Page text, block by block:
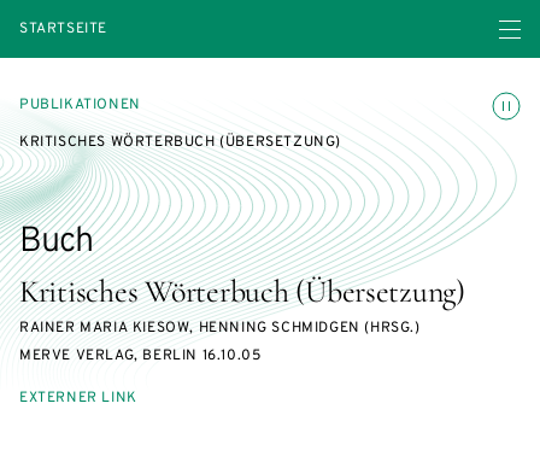
STARTSEITE Menü
PUBLIKATIONEN
KRITISCHES WÖRTERBUCH (ÜBERSETZUNG)
Kritisches Wörterbuch (Übersetzung)
Buch
RAINER MARIA KIESOW, HENNING SCHMIDGEN (HRSG.)
MERVE VERLAG, BERLIN 16.10.05
EXTERNER LINK